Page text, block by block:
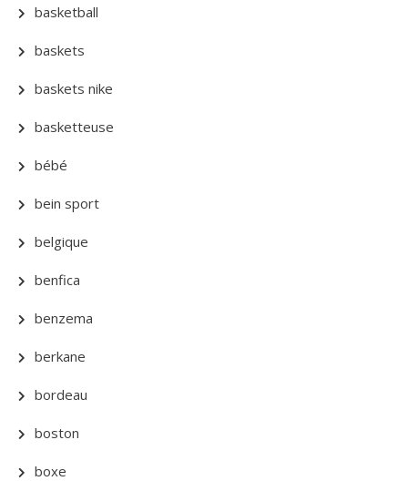
basketball
baskets
baskets nike
basketteuse
bébé
bein sport
belgique
benfica
benzema
berkane
bordeau
boston
boxe